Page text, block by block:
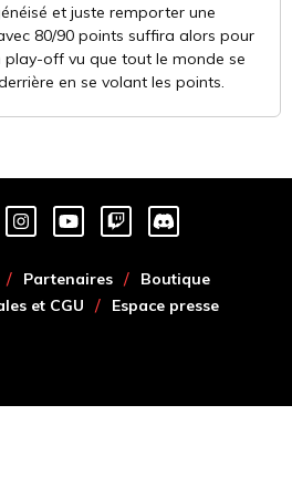
et juste remporter une
80/90 points suffira alors pour
play-off vu que tout le monde se
en se volant les points.
Partenaires
Boutique
et CGU
Espace presse